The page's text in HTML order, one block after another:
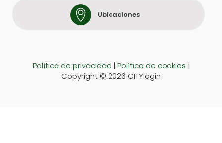
Ubicaciones
Política de privacidad | Política de cookies |
Copyright © 2026 CITYlogin